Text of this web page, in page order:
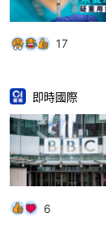
17
即時國際
6